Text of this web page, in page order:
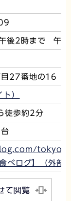
後2時まで 午
27番地の16
）
徒歩約2分
tokyo/
ログ】（外部
て閲覧